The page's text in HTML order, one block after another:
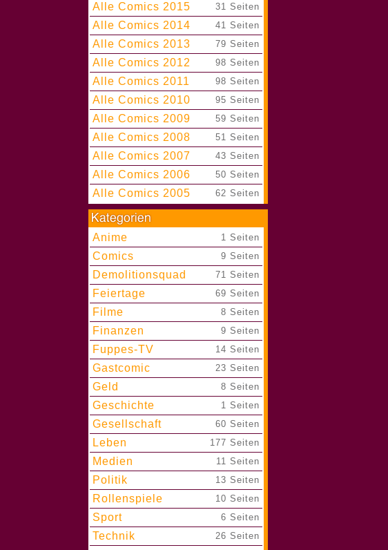
Alle Comics 2015 31 Seiten
Alle Comics 2014 41 Seiten
Alle Comics 2013 79 Seiten
Alle Comics 2012 98 Seiten
Alle Comics 2011 98 Seiten
Alle Comics 2010 95 Seiten
Alle Comics 2009 59 Seiten
Alle Comics 2008 51 Seiten
Alle Comics 2007 43 Seiten
Alle Comics 2006 50 Seiten
Alle Comics 2005 62 Seiten
Anime 1 Seiten
Comics 9 Seiten
Demolitionsquad 71 Seiten
Feiertage 69 Seiten
Filme 8 Seiten
Finanzen 9 Seiten
Fuppes-TV 14 Seiten
Gastcomic 23 Seiten
Geld 8 Seiten
Geschichte 1 Seiten
Gesellschaft 60 Seiten
Leben 177 Seiten
Medien 11 Seiten
Politik 13 Seiten
Rollenspiele 10 Seiten
Sport 6 Seiten
Technik 26 Seiten